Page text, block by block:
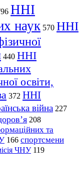
ННІ
наук 570 ННІ
440 ННІ
освіти,
372 ННІ
війна 227
208
та
166 спортсмени
ЧНУ 119